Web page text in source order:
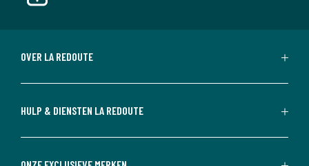
OVER LA REDOUTE
HULP & DIENSTEN LA REDOUTE